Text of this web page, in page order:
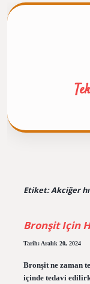
Etiket:Akciğer
Bronşit Için
Tarih: Aralık 20, 2024
Bronşit ne zaman
içinde tedavi